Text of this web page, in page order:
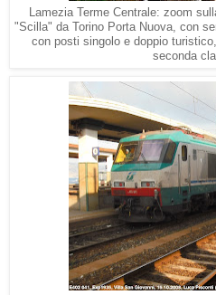
Lamezia Terme Centrale: zoom
"Scilla" da Torino Porta Nuova, con
con posti singolo e doppio
seconda